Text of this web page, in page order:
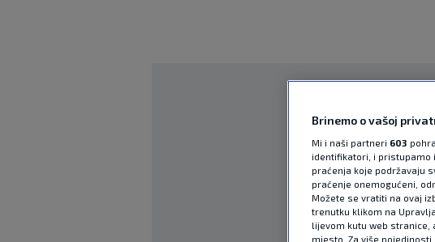
Brinemo o vašoj
Mi i naši partneri 603
identifikatori, i pristupamo
praćenja koje podržavaju
praćenje onemogućeni,
Možete se vratiti na ovaj
trenutku klikom na
lijevom kutu web stranice,
mjesto. Za više